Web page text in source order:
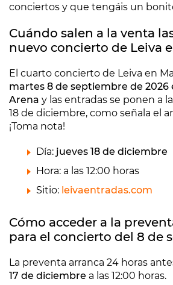
conciertos y que tengáis un
Cuándo salen a la venta
nuevo concierto de Leiva
El cuarto concierto de Leiva en
martes 8 de septiembre de 2026
Arena y las entradas se ponen a
18 de diciembre, como señala el
¡Toma nota!
Día: jueves 18 de diciembre
Hora: a las 12:00 horas
Sitio: leivaentradas.com
Cómo acceder a la
para el concierto del 8 de
La preventa arranca 24 horas
17 de diciembre a las 12:00 horas.